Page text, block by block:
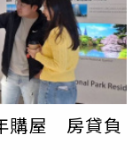
高，顯示銀行審核
可能更為謹慎，讓
難貸。小資房貸全
，年收60萬以下
萬元大關！房貸負
續居高，平均要扛
跳增破百萬元；中
購屋 房貸負